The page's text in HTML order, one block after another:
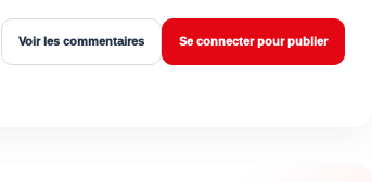
Voir les commentaires Se connecter pour publier